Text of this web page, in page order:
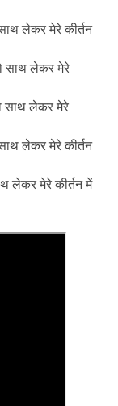
लेकर मेरे कीर्तन
साथ लेकर मेरे
साथ लेकर मेरे
लेकर मेरे कीर्तन
लेकर मेरे कीर्तन में